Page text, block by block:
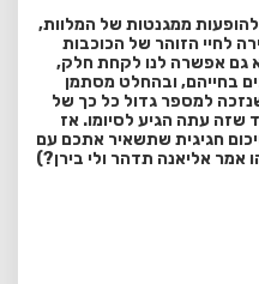
להופעות ממגנטות של המלוות,
לחיי הזוהר של הכוכבות
גם אפשרה לנו לקחת חלק,
בחייהם, ובהחלט מסתמן
למספר גדול כל כך של
שזה עתה הגיע לסיומו. אז
חגיגית שתשאיר אתכם עם
אליאנה תדהר ולי בירן?)